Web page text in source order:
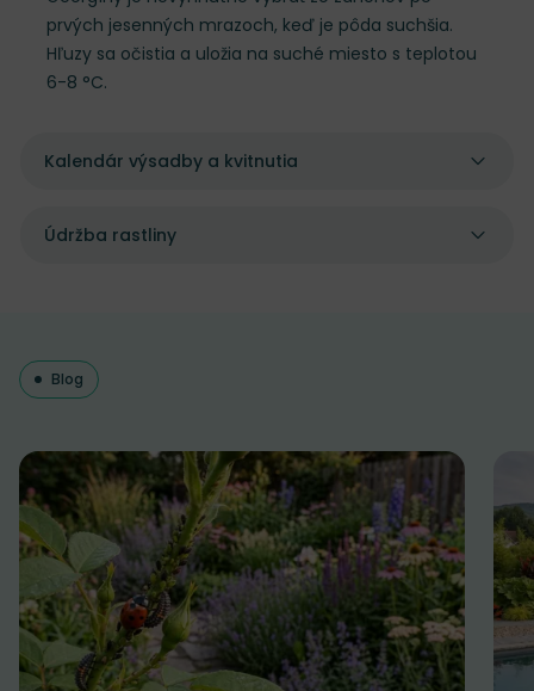
prvých jesenných mrazoch, keď je pôda suchšia.
Hľuzy sa očistia a uložia na suché miesto s teplotou
6-8 °C.
Kalendár výsadby a kvitnutia
Údržba rastliny
Blog